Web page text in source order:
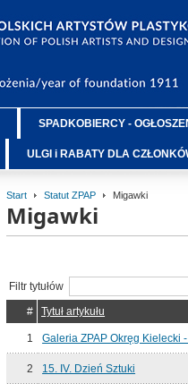
SPADKOBIERCY -
ULGI i RABATY DLA
Start Statut ZPAP Migawki
Migawki
Filtr tytułów
#
Tytuł artykułu
1 Galeria ZPAP Okręg Kielecki
2 15. IV. Dzień Sztuki